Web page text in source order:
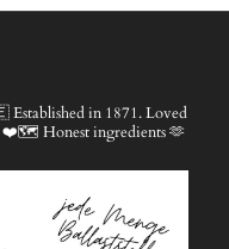
Established in 1871.Loved
❤️🗺️ Honest ingredients 🫶